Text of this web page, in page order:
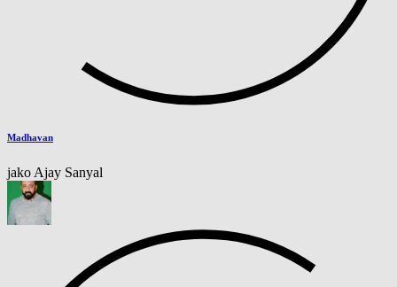
Madhavan
jako Ajay Sanyal